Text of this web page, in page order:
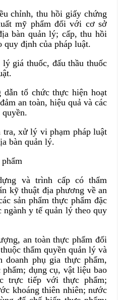
chỉnh, thu hồi giấy chứng
mỹ phẩm đối với cơ sở
bàn quản lý; cấp, thu hồi
quy định của pháp luật.
giá thuốc, đấu thầu thuốc
dẫn tổ chức thực hiện hoạt
an toàn, hiệu quả và các
tra, xử lý vi phạm pháp luật
bàn quản lý.
và trình cấp có thẩm
kỹ thuật địa phương về an
sản phẩm thực phẩm đặc
y tế quản lý theo quy
an toàn thực phẩm đối
thẩm quyền quản lý và
doanh phụ gia thực phẩm,
dụng cụ, vật liệu bao
trực tiếp với thực phẩm;
khoáng thiên nhiên; nước